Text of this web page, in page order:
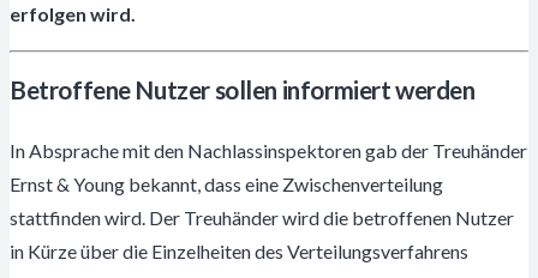
erfolgen wird.
Betroffene Nutzer sollen informiert werden
In Absprache mit den Nachlassinspektoren gab der Treuhänder
Ernst & Young bekannt, dass eine Zwischenverteilung
stattfinden wird. Der Treuhänder wird die betroffenen Nutzer
in Kürze über die Einzelheiten des Verteilungsverfahrens